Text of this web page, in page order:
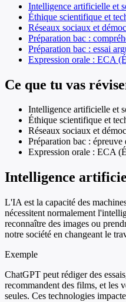
Intelligence artificielle et
Éthique scientifique et
Réseaux sociaux et
Préparation bac :
Préparation bac : essai
Expression orale : ECA
Ce que tu vas
Intelligence artificielle et
Éthique scientifique et
Réseaux sociaux et
Préparation bac :
Expression orale : ECA
Intelligence
L'IA est la capacité des
nécessitent normalement
reconnaître des images ou
notre société en changeant le
Exemple
ChatGPT peut rédiger des
recommandent des films, et les
seules. Ces technologies